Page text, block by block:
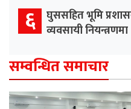
६ घुससहित भूमि
व्यवसायी नियन्त्रणमा
सम्वन्धित समाचार